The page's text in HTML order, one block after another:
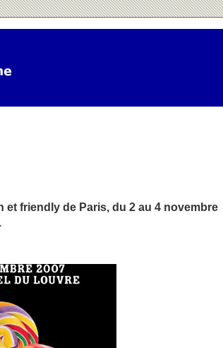
et friendly de Paris, du 2 au 4 novembre